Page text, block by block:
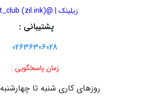
زیلینک | @mrt_club (zil.ink)
پشتیبانی :
02636306028
زمان پاسخگویی :
روزهای کاری شنبه تا چهارشنبه 9 الی 18